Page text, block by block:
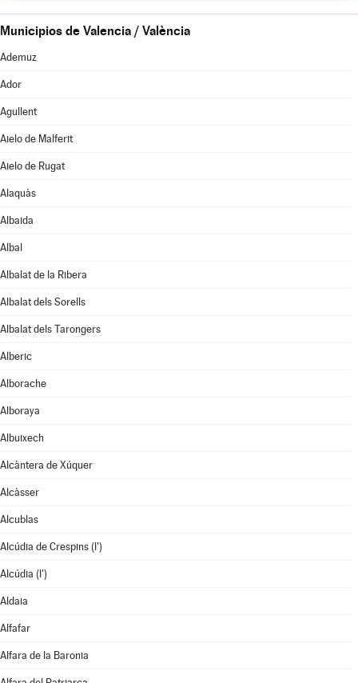
Municipios de Valencia / València
Ademuz
Ador
Agullent
Aielo de Malferit
Aielo de Rugat
Alaquàs
Albaida
Albal
Albalat de la Ribera
Albalat dels Sorells
Albalat dels Tarongers
Alberic
Alborache
Alboraya
Albuixech
Alcàntera de Xúquer
Alcàsser
Alcublas
Alcúdia de Crespins (l')
Alcúdia (l')
Aldaia
Alfafar
Alfara de la Baronia